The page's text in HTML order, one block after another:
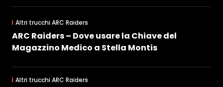
Altri trucchi ARC Raiders
ARC Raiders – Dove usare la Chiave del
Magazzino Medico a Stella Montis
Altri trucchi ARC Raiders